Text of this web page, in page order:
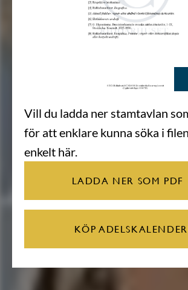
Vill du ladda ner stamtavlan
för att enklare kunna söka i
enkelt här.
LADDA NER SOM PDF
KÖP